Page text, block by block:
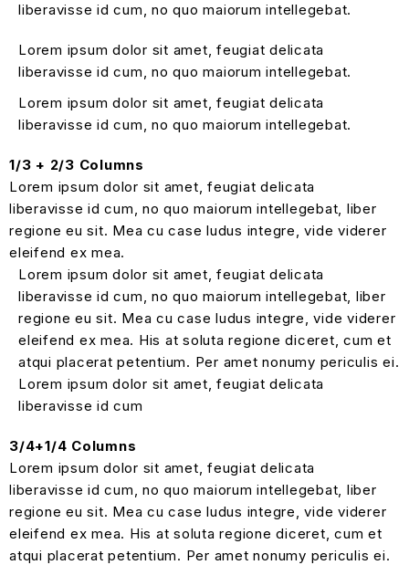
liberavisse id cum, no quo maiorum intellegebat.
Lorem ipsum dolor sit amet, feugiat delicata
liberavisse id cum, no quo maiorum intellegebat.
Lorem ipsum dolor sit amet, feugiat delicata
liberavisse id cum, no quo maiorum intellegebat.
1/3 + 2/3 Columns
Lorem ipsum dolor sit amet, feugiat delicata
liberavisse id cum, no quo maiorum intellegebat, liber
regione eu sit. Mea cu case ludus integre, vide viderer
eleifend ex mea.
Lorem ipsum dolor sit amet, feugiat delicata
liberavisse id cum, no quo maiorum intellegebat, liber
regione eu sit. Mea cu case ludus integre, vide viderer
eleifend ex mea. His at soluta regione diceret, cum et
atqui placerat petentium. Per amet nonumy periculis ei.
Lorem ipsum dolor sit amet, feugiat delicata
liberavisse id cum
3/4+1/4 Columns
Lorem ipsum dolor sit amet, feugiat delicata
liberavisse id cum, no quo maiorum intellegebat, liber
regione eu sit. Mea cu case ludus integre, vide viderer
eleifend ex mea. His at soluta regione diceret, cum et
atqui placerat petentium. Per amet nonumy periculis ei.